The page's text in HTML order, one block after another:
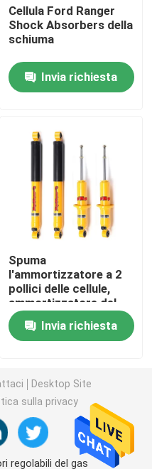
gas
della schiuma
del bacino idrico
metropolitana
Cellula Ford Ranger
Shock Absorbers della
schiuma
Invia richiesta
Spuma
l'ammortizzatore a 2
pollici delle cellule,
ammortizzatore del
metallo per Colorado
RG1 RG2Invia richiesta
Desktop Site
sulla privacy
regolabili del gas